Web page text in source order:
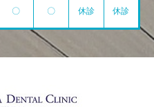
〇 〇 休診 休診